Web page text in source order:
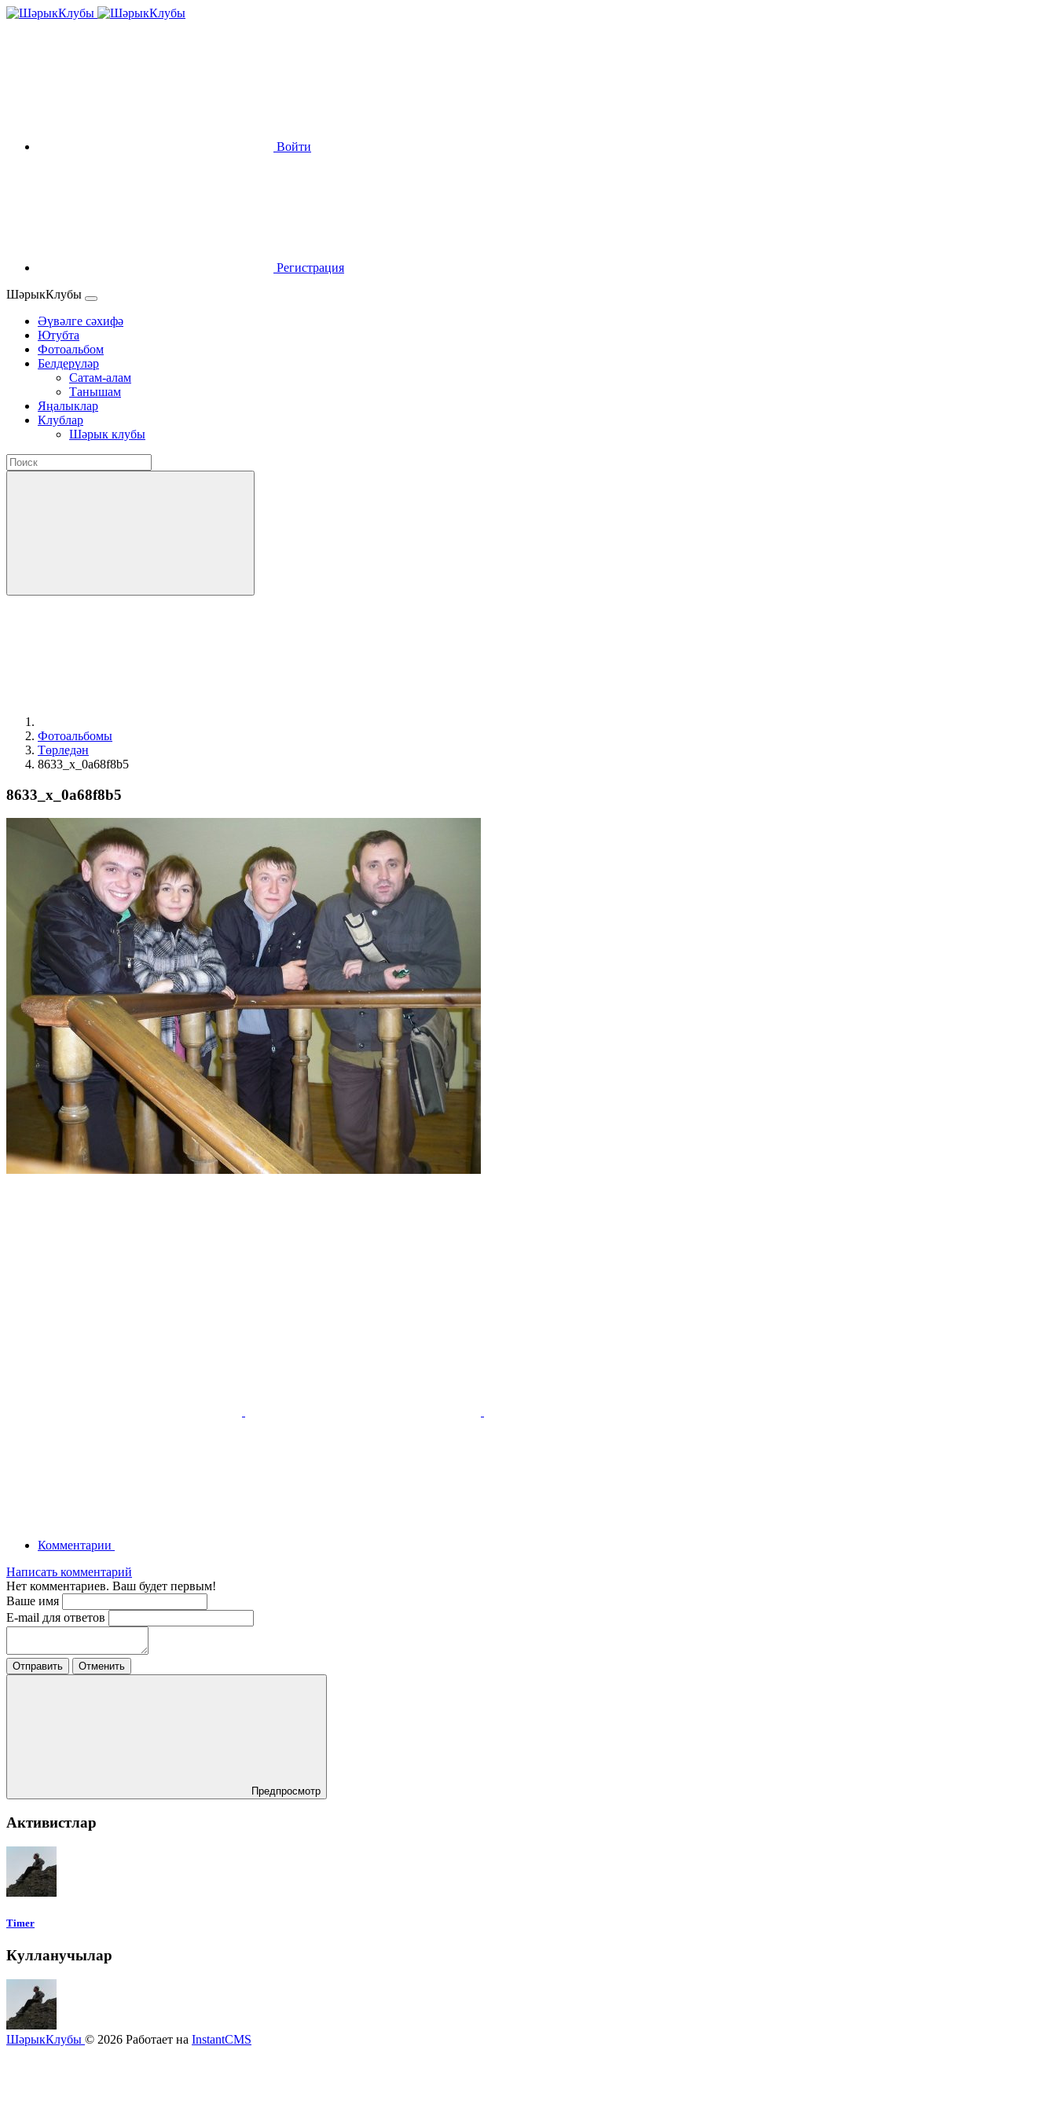
Войти
Регистрация
ШәрыкКлубы
Әүвәлге сәхифә
Ютубта
Фотоальбом
Белдерүләр
Сатам-алам
Танышам
Яңалыклар
Клублар
Шәрык клубы
Фотоальбомы
Төрледән
8633_x_0a68f8b5
8633_x_0a68f8b5
Комментарии
Написать комментарий
Нет комментариев. Ваш будет первым!
Ваше имя
E-mail для ответов
Отправить Отменить
Предпросмотр
Активистлар
Timer
Кулланучылар
ШәрыкКлубы © 2026 Работает на InstantCMS